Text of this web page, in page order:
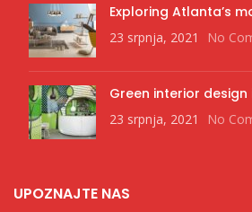
Exploring Atlanta’s
23 srpnja, 2021 No
Green interior
23 srpnja, 2021 No
UPOZNAJTE NAS